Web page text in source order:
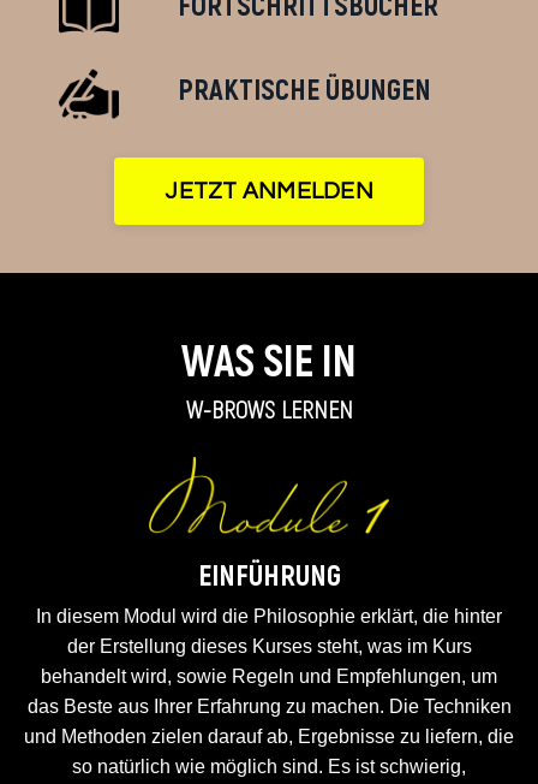
PRAKTISCHE ÜBUNGEN
JETZT ANMELDEN
WAS SIE IN
W-BROWS LERNEN
EINFÜHRUNG
In diesem Modul wird die Philosophie erklärt, die hinter
der Erstellung dieses Kurses steht, was im Kurs
behandelt wird, sowie Regeln und Empfehlungen, um
das Beste aus Ihrer Erfahrung zu machen. Die Techniken
und Methoden zielen darauf ab, Ergebnisse zu liefern, die
so natürlich wie möglich sind. Es ist schwierig,